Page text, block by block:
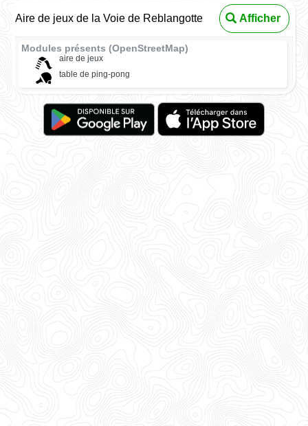
Aire de jeux de la Voie de Reblangotte Afficher
Modules présents (OpenStreetMap)
aire de jeux
table de ping-pong